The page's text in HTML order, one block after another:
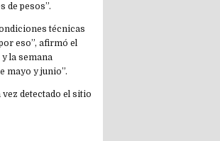
de pesos”.
técnicas
eso”, afirmó el
la semana
mayo y junio”.
detectado el sitio